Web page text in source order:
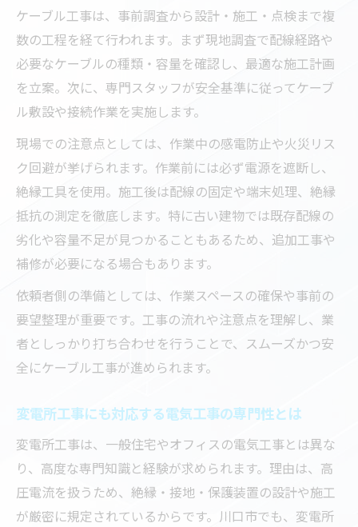
安心して任せられる電気工事業者選びのコツ
電気工事業者選びで後悔しないポイント
信頼できる業者の見極め方と比較基準
特別高圧工事会社の選択で重視すべき事項
ット
ケーブル工事の見積もりで注意すべき点
ケーブル工事は、事前調査から設計・施工・点検まで複
数の工程を経て行われます。まず現地調査で配線経路や
必要なケーブルの種類・容量を確認し、最適な施工計画
を立案。次に、専門スタッフが安全基準に従ってケーブ
ル敷設や接続作業を実施します。
現場での注意点としては、作業中の感電防止や火災リス
ク回避が挙げられます。作業前には必ず電源を遮断し、
絶縁工具を使用。施工後は配線の固定や端末処理、絶縁
抵抗の測定を徹底します。特に古い建物では既存配線の
劣化や容量不足が見つかることもあるため、追加工事や
補修が必要になる場合もあります。
依頼者側の準備としては、作業スペースの確保や事前の
要望整理が重要です。工事の流れや注意点を理解し、業
者としっかり打ち合わせを行うことで、スムーズかつ安
全にケーブル工事が進められます。
変電所工事にも対応する電気工事の専門性とは
変電所工事は、一般住宅やオフィスの電気工事とは異な
り、高度な専門知識と経験が求められます。理由は、高
圧電流を扱うため、絶縁・接地・保護装置の設計や施工
が厳密に規定されているからです。川口市でも、変電所